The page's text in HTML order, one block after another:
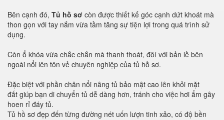
Bên cạnh đó, Tủ hồ sơ còn được thiết kế góc cạnh dứt khoát mà
thon gọn với tay nắm vừa tầm tăng sự tiện lợi trong quá trình sử
dụng.
Còn ổ khóa vừa chắc chắn mà thanh thoát, đôí với bản lề bên
ngoài nổi lên tôn vẻ chuyên nghiệp của tủ hồ sơ.
Đặc biệt với phần chân nổi nâng tủ bảo mật cao lên khỏi mặt
đất giúp bạn di chuyển tủ dễ dàng hơn, tránh cho việc hơi ẩm gây
hoen rỉ đáy tủ.
Tủ hồ sơ đẹp đến từng đường nét uốn lượn tinh xảo, có độ bền